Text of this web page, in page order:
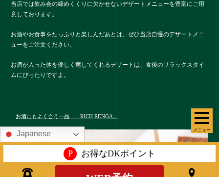
メニュー
当店では飲み会の締めくくりに欠かせないデザートメニューを豊富にご用
意しております。
お酒やお食事をたっぷりと楽しんだあとは、ぜひ当店自慢のデザートメニ
ューをご注文ください。
お酒が入った体を優しく癒してくれるデザートは、食後のリラックスタイ
ムにぴったりですよ。
お酒にもよく合う一品 「RICH RENGA」
Japanese
P お得なDKポイント